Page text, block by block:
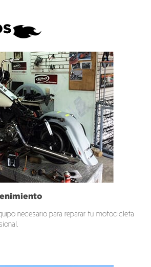
necesario para reparar tu motocicleta